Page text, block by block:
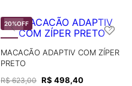
20%OFF
MACACÃO ADAPTIV COM ZÍPER
PRETO
R$ 623,00 R$ 498,40